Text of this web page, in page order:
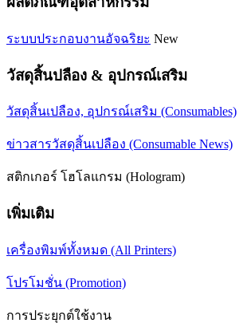
ระบบประกอบงานอัจฉริยะ New
วัสดุสิ้นปลือง & อุปกรณ์เสริม
วัสดุสิ้นเปลือง, อุปกรณ์เสริม (Consumables)
ข่าวสารวัสดุสิ้นเปลือง (Consumable News)
สติกเกอร์ โฮโลแกรม (Hologram)
เพิ่มเติม
เครื่องพิมพ์ทั้งหมด (All Printers)
โปรโมชั่น (Promotion)
การประยุกต์ใช้งาน